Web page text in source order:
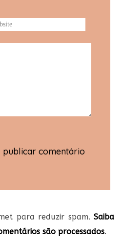
para reduzir spam.Saiba
são processados.